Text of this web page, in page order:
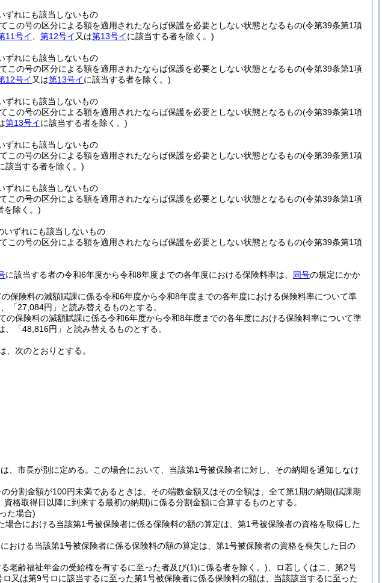
ずれにも該当しないもの
この号の区分による額を適用されたならば保護を必要としない状態となるもの(令第39条第1項
11号イ 第12号イ 又は第13号イに該当する者を除く。)
ずれにも該当しないもの
この号の区分による額を適用されたならば保護を必要としない状態となるもの(令第39条第1項
12号イ 又は第13号イに該当する者を除く。)
ずれにも該当しないもの
この号の区分による額を適用されたならば保護を必要としない状態となるもの(令第39条第1項
第13号イに該当する者を除く。)
ずれにも該当しないもの
この号の区分による額を適用されたならば保護を必要としない状態となるもの(令第39条第1項
該当する者を除く。)
ずれにも該当しないもの
この号の区分による額を適用されたならば保護を必要としない状態となるもの(令第39条第1項
を除く。)
いずれにも該当しないもの
この号の区分による額を適用されたならば保護を必要としない状態となるもの(令第39条第1項
に該当する者の令和6年度から令和8年度までの各年度における保険料率は、 同号の規定にかか
保険料の減額賦課に係る令和6年度から令和8年度までの各年度における保険料率について準
「27,084円」と読み替えるものとする。
の保険料の減額賦課に係る令和6年度から令和8年度までの各年度における保険料率について準
「48,816円」と読み替えるものとする。
、次のとおりとする。
、市長が別に定める。
この場合において、当該第1号被保険者に対し、その納期を通知しなけ
分割金額が100円未満であるときは、その端数金額又はその全額は、全て第1期の納期(賦課期
格取得日以降に到来する最初の納期)に係る分割金額に合算するものとする。
た場合)
合における当該第1号被保険者に係る保険料の額の算定は、第1号被保険者の資格を取得した
おける当該第1号被保険者に係る保険料の額の算定は、第1号被保険者の資格を喪失した日の
老齢福祉年金の受給権を有するに至った者及び(1)に係る者を除く。) 、ロ若しくはニ、第2号
又は第9号ロに該当するに至った第1号被保険者に係る保険料の額は、当該該当するに至った